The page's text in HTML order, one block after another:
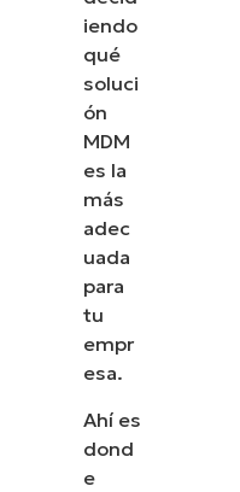
iendo
qué
soluci
ón
MDM
es la
más
adec
uada
para
tu
empr
esa.
Ahí es
dond
e